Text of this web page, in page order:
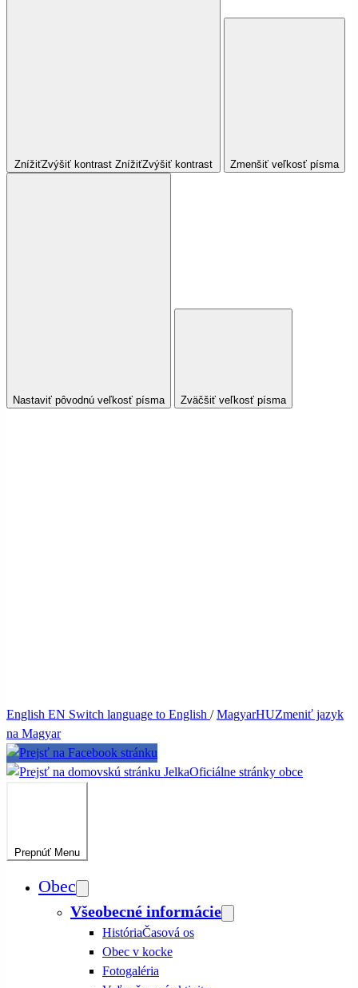
ZnížiťZvýšiť kontrast ZnížiťZvýšiť kontrast Zmenšiť veľkosť písma
Nastaviť pôvodnú veľkosť písma Zväčšiť veľkosť písma
English EN Switch language to English /MagyarHUZmeniť jazyk
na Magyar
JelkaOficiálne stránky obce
Prepnúť Menu
Obec
Všeobecné informácie
HistóriaČasová os
Obec v kocke
Fotogaléria